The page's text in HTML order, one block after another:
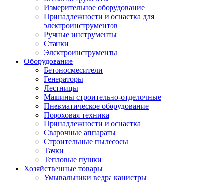
Измерительное оборудование
Принадлежности и оснастка для
электроинструментов
Ручные инструменты
Станки
Электроинструменты
Оборудование
Бетоносмесители
Генераторы
Лестницы
Машины строительно-отделочные
Пневматическое оборудование
Пороховая техника
Принадлежности и оснастка
Сварочные аппараты
Строительные пылесосы
Тачки
Тепловые пушки
Хозяйственные товары
Умывальники ведра канистры